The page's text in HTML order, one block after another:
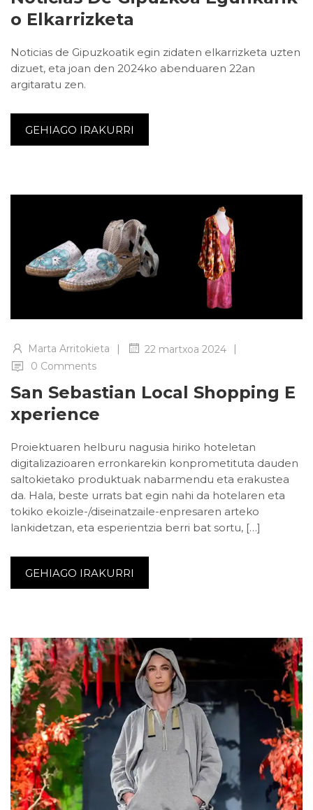
O Elkarrizketa
Noticias de Gipuzkoatik egin zidaten elkarrizketa uzten
dizuet, eta joan den 2024ko abenduaren 22an
argitaratu zen.
GEHIAGO IRAKURRI
Marta Arritokieta | 22 martxoa 2024 |
0 Comments
San Sebastian Local Shopping E
Xperience
Proiektuaren helburu nagusia hiriko hoteletan
digitalizazioaren erronkarekin konprometituta dauden
saltokietako produktuak nabarmendu eta erakustea
da. Hala, beste urrats bat egin nahi da hotelaren eta
tokiko ekoizle-/diseinatzaile-enpresaren arteko
lankidetzan, eta esperientzia berri bat sortu, […]
GEHIAGO IRAKURRI